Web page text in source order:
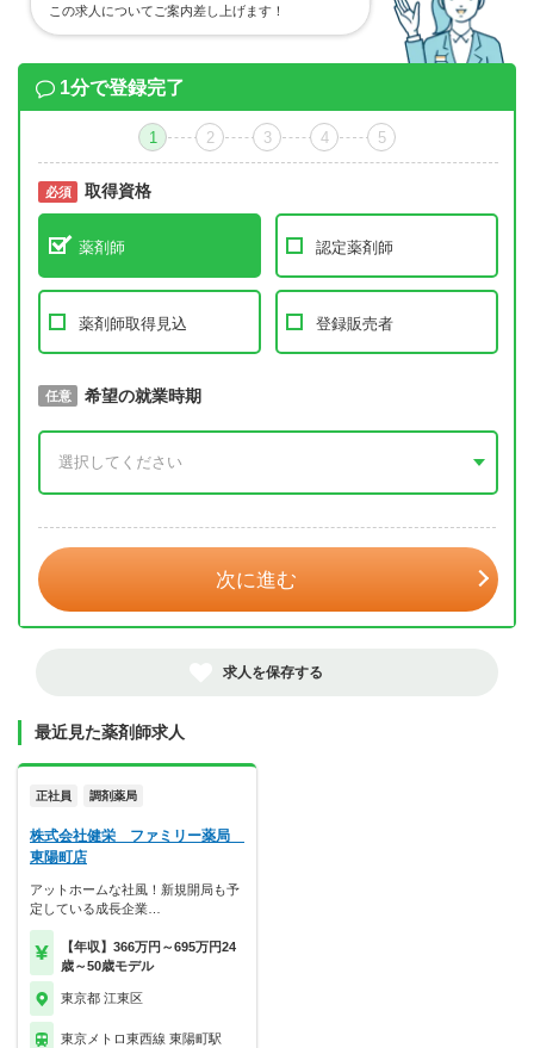
この求人についてご案内差し上げます！
1分で登録完了
1 2 3 4 5
必須 取得資格
薬剤師 認定薬剤師
薬剤師取得見込 登録販売者
必須 取得予定年
任意 希望の就業時期
次に進む
求人を保存する
最近見た薬剤師求人
正社員 調剤薬局
株式会社健栄 ファミリー薬局
東陽町店
アットホームな社風！新規開局も予
定している成長企業…
【年収】366万円～695万円24
歳～50歳モデル
東京都 江東区
東京メトロ東西線 東陽町駅